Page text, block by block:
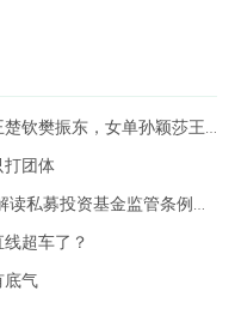
樊振东，女单孙颖莎王艺迪
打团体
投资基金监管条例三大亮点
超车了？
底气